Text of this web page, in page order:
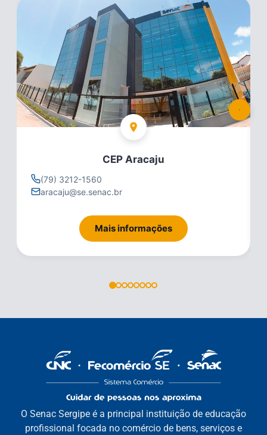
CEP Aracaju
(79) 3212-1560
aracaju@se.senac.br
Mais informações
O Senac Sergipe é a principal instituição de educação
profissional focada no comércio de bens, serviços e